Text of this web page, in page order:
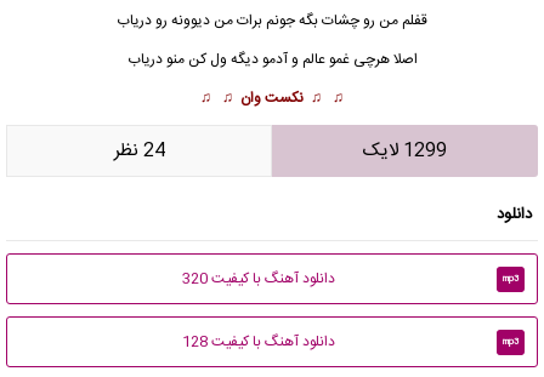
قفلم من رو چشات بگه جونم برات من دیوونه رو دریاب
اصلا هرچی غمو عالم و آدمو دیگه ول کن منو دریاب
♫ ♫ نکست وان ♫ ♫
1299 لایک 24 نظر
دانلود
mp3 دانلود آهنگ با کیفیت 320
mp3 دانلود آهنگ با کیفیت 128